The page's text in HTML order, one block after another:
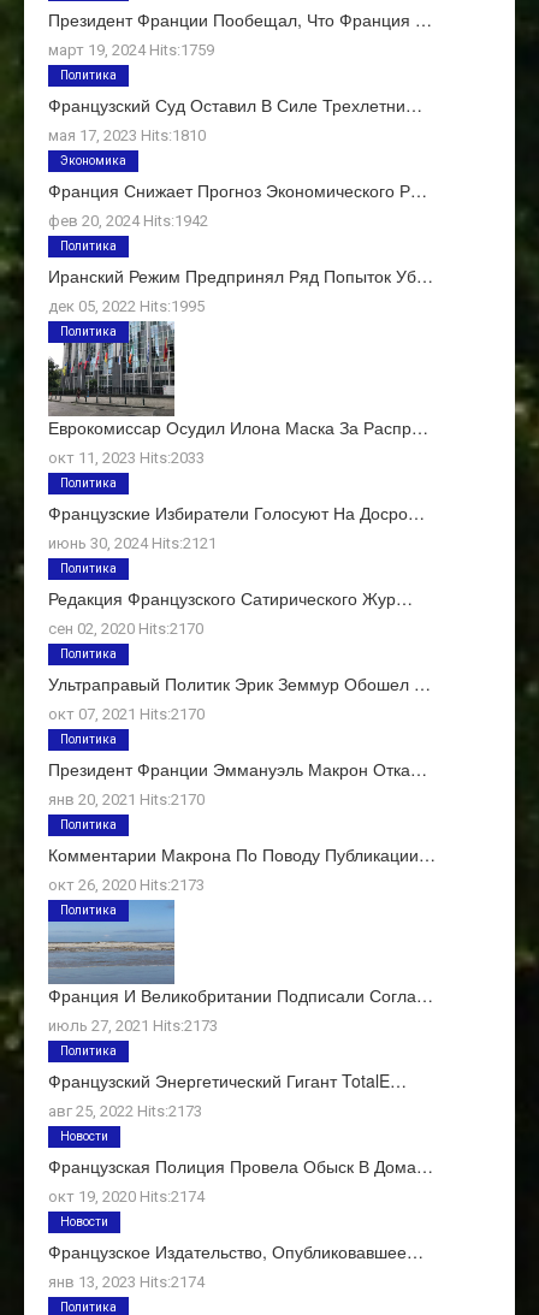
Президент Франции Пообещал, Что Франция …
март 19, 2024 Hits:1759
Французский Суд Оставил В Силе Трехлетни…
мая 17, 2023 Hits:1810
Политика
Франция Снижает Прогноз Экономического Р…
фев 20, 2024 Hits:1942
Экономика
Иранский Режим Предпринял Ряд Попыток Уб…
дек 05, 2022 Hits:1995
Политика
Еврокомиссар Осудил Илона Маска За Распр…
окт 11, 2023 Hits:2033
Политика
Французские Избиратели Голосуют На Досро…
июнь 30, 2024 Hits:2121
Политика
Редакция Французского Сатирического Жур…
сен 02, 2020 Hits:2170
Политика
Ультраправый Политик Эрик Земмур Обошел …
окт 07, 2021 Hits:2170
Политика
Президент Франции Эммануэль Макрон Отка…
янв 20, 2021 Hits:2170
Политика
Комментарии Макрона По Поводу Публикации…
окт 26, 2020 Hits:2173
Политика
Франция И Великобритании Подписали Согла…
июль 27, 2021 Hits:2173
Политика
Французский Энергетический Гигант TotalE…
авг 25, 2022 Hits:2173
Политика
Французская Полиция Провела Обыск В Дома…
окт 19, 2020 Hits:2174
Новости
Французское Издательство, Опубликовавшее…
янв 13, 2023 Hits:2174
Новости
Политика